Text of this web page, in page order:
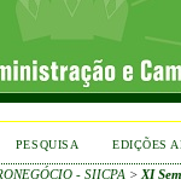
PESQUISA EDIÇÕES
- SIICPA > XI